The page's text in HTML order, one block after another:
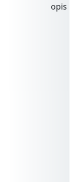
opis